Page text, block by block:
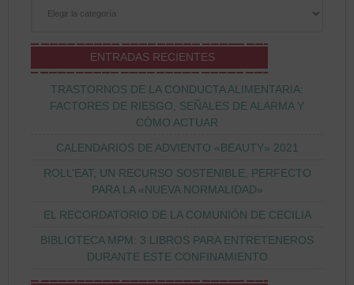
ENTRADAS RECIENTES
TRASTORNOS DE LA CONDUCTA ALIMENTARIA:
FACTORES DE RIESGO, SEÑALES DE ALARMA Y
CÓMO ACTUAR
CALENDARIOS DE ADVIENTO «BEAUTY» 2021
ROLL’EAT, UN RECURSO SOSTENIBLE, PERFECTO
PARA LA «NUEVA NORMALIDAD»
EL RECORDATORIO DE LA COMUNIÓN DE CECILIA
BIBLIOTECA MPM: 3 LIBROS PARA ENTRETENEROS
DURANTE ESTE CONFINAMIENTO